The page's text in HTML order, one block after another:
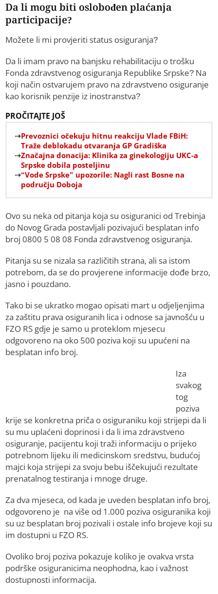
Da li mogu biti oslobođen plaćanja
participacije?
Možete li mi provjeriti status osiguranja?
Da li imam pravo na banjsku rehabilitaciju o trošku
Fonda zdravstvenog osiguranja Republike Srpske? Na
koji način ostvarujem pravo na zdravstveno osiguranje
kao korisnik penzije iz inostranstva?
PROČITAJTE JOŠ
Prevoznici očekuju hitnu reakciju Vlade FBiH:
Traže deblokadu otvaranja GP Gradiška
Značajna donacija: Klinika za ginekologiju UKC-a
Srpske dobila posteljinu
“Vode Srpske” upozorile: Nagli rast Bosne na
području Doboja
Ovo su neka od pitanja koja su osiguranici od Trebinja
do Novog Grada postavljali pozivajući besplatan info
broj 0800 5 08 08 Fonda zdravstvenog osiguranja.
Pitanja su se nizala sa različitih strana, ali sa istom
potrebom, da se do provjerene informacije dođe brzo,
jasno i pouzdano.
Tako bi se ukratko mogao opisati mart u odjeljenjima
za zaštitu prava osiguranih lica i odnose sa javnošću u
FZO RS gdje je samo u proteklom mjesecu
odgovoreno na oko 500 poziva koji su upućeni na
besplatan info broj.
Iza
svakog
tog
poziva
krije se konkretna priča o osiguraniku koji strijepi da li
su mu uplaćeni doprinosi i da li ima zdravstveno
osiguranje, pacijentu koji traži informaciju o prijeko
potrebnom lijeku ili medicinskom sredstvu, budućoj
majci koja strijepi za svoju bebu iščekujući rezultate
prenatalnog testiranja i mnoge druge.
Za dva mjeseca, od kada je uveden besplatan info broj,
odgovoreno je na više od 1.000 poziva osiguranika koji
su uz besplatan broj pozivali i ostale info brojeve koji su
im dostupni u FZO RS.
Ovoliko broj poziva pokazuje koliko je ovakva vrsta
podrške osiguranicima neophodna, kao i važnost
dostupnosti informacija.